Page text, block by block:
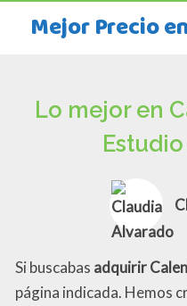
Mejor Precio
Lo mejor en
Si buscabas adquirir
página indicada. Hemos